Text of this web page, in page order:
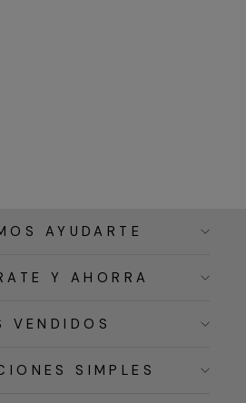
AYUDARTE
Y AHORRA
VENDIDOS
SIMPLES